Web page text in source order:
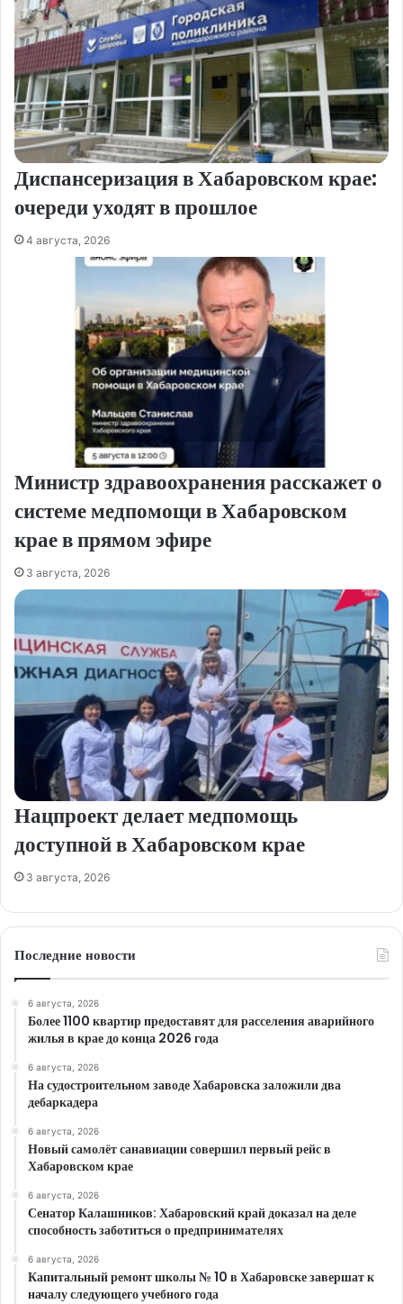
Диспансеризация в Хабаровском крае:
очереди уходят в прошлое
4 августа, 2026
Министр здравоохранения расскажет о
системе медпомощи в Хабаровском
крае в прямом эфире
3 августа, 2026
Нацпроект делает медпомощь
доступной в Хабаровском крае
3 августа, 2026
Последние новости
6 августа, 2026
Более 1100 квартир предоставят для расселения аварийного
жилья в крае до конца 2026 года
6 августа, 2026
На судостроительном заводе Хабаровска заложили два
дебаркадера
6 августа, 2026
Новый самолёт санавиации совершил первый рейс в
Хабаровском крае
6 августа, 2026
Сенатор Калашников: Хабаровский край доказал на деле
способность заботиться о предпринимателях
6 августа, 2026
Капитальный ремонт школы № 10 в Хабаровске завершат к
началу следующего учебного года